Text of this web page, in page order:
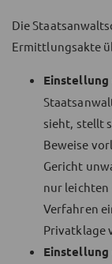
Die
Ermittlungsakte
Einstellung
sieht, stellt
Beweise
Gericht
nur leichten
Verfahren
Privatklage
Einstellung